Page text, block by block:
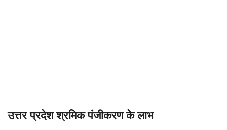
उत्तर प्रदेश श्रमिक पंजीकरण के लाभ